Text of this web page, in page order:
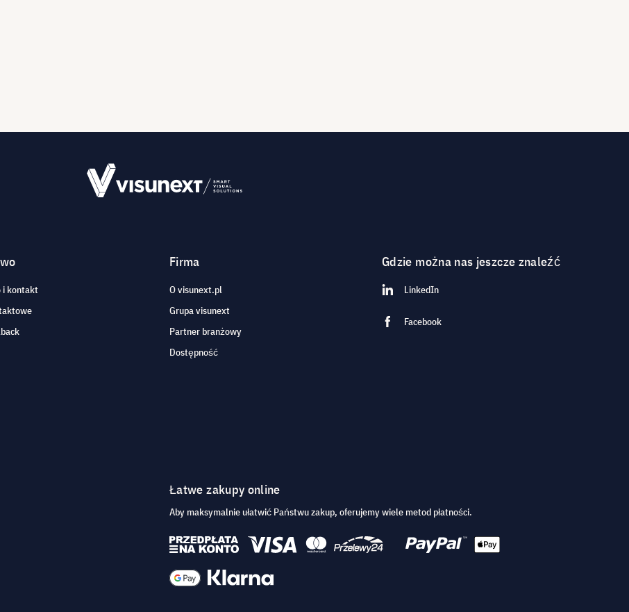
i kontakt
Firma
O visunext.pl
Grupa visunext
Partner branżowy
Dostępność
Gdzie można nas jeszcze znaleźć
LinkedIn
Facebook
Łatwe zakupy online
Aby maksymalnie ułatwić Państwu zakup, oferujemy wiele metod płatności.